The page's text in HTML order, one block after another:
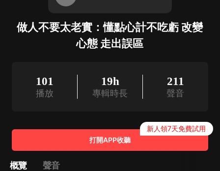
做人不要太老實：懂點心計不吃虧 改變
心態 走出誤區
101
播放
19h
專輯時長
211
聲音
打開APP收聽
新人領7天免費試用
概覽 聲音